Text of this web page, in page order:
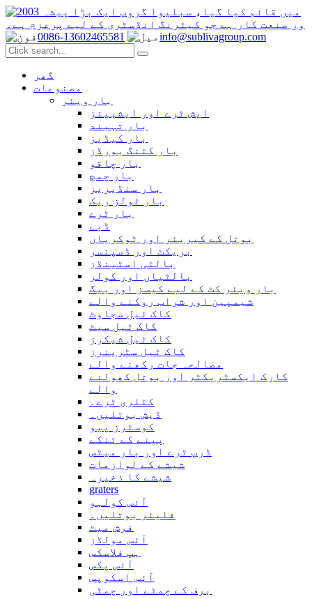
0086-13602465581 info@sublivagroup.com
گھر
مصنوعات
بار ویئر
ایش ٹرے اور ایشبینز
بار تہبند
بار کیڈیز
بار کٹنگ بورڈز
بار چاقو
بار چمچ
بار سنڈیریز
بار ٹولز ریک
بار ٹرے
ڈبے
بوتل کے کیریئر اور ٹوکریاں
بریکٹ اور ڈسپنسر
بالٹی اسٹینڈز
بالٹیاں اور کولر
بار ویئر کٹ کے لیے کیسز اور بیگ
شیمپین اور شراب روکنے والے
کاک ٹیل سجاوٹ
کاک ٹیل سیٹ
کاک ٹیل شیکرز
کاک ٹیل سٹرینرز
مصالحہ جات رکھنے والے
کارک ایکسٹریکٹر اور بوتل کھولنے
والے
کٹلری ٹرے۔
ڈیش بوتلیں۔
کوسٹرز پیو
پینے کے تنکے
ڈرپ ٹرے اور بار میٹس
شیشے کے لوازمات
شیشے کا ذخیرہ
graters
آئس کولہو
فلیئر بوتلیں۔
فرش میٹ
آئس مولڈز
ہپ فلاسکس
آئس پکس
آئس اسکوپس
برف کے چمٹے اور چمٹی